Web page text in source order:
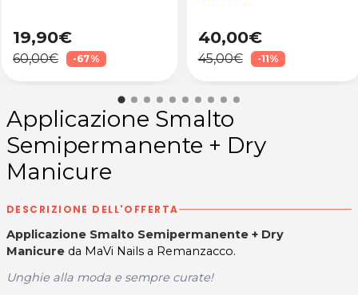
19,90€
60,00€ -67%
40,00€
45,00€ -11%
Applicazione Smalto
Semipermanente + Dry
Manicure
DESCRIZIONE DELL'OFFERTA
Applicazione Smalto Semipermanente​ + Dry
Manicure da MaVi Nails a Remanzacco.
Unghie alla moda e sempre curate!